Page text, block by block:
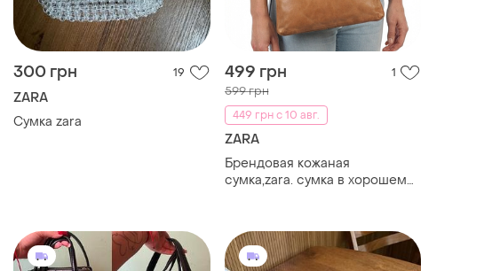
300 грн 19
ZARA
Сумка zara
499 грн 1
599 грн
449 грн с 10 авг.
ZARA
Брендовая кожаная
сумка,zara. сумка в хорошем